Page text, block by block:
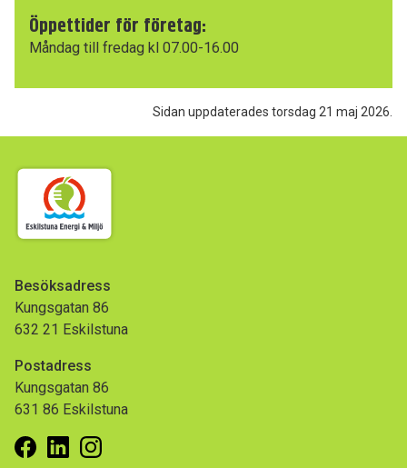
Öppettider för företag:
Måndag till fredag kl 07.00-16.00
Sidan uppdaterades torsdag 21 maj 2026.
Besöksadress
Kungsgatan 86
632 21 Eskilstuna
Postadress
Kungsgatan 86
631 86 Eskilstuna
Facebook
LinkedinInstagram